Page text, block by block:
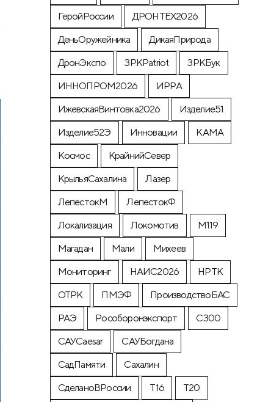
ГеройРоссии
ДРОНТЕХ2026
ДеньОружейника
ДикаяПрирода
ДронЭкспо
ЗРКPatriot
ЗРКБук
ИННОПРОМ2026
ИРРА
ИжевскаяВинтовка2026
Изделие51
Изделие52Э
Инновации
КАМА
Космос
КрайнийСевер
КрыльяСахалина
Лазер
ЛепестокМ
ЛепестокФ
Локализация
Локомотив
М119
Магадан
Мали
Михеев
Мониторинг
НАИС2026
НРТК
ОТРК
ПМЭФ
ПроизводствоБАС
РАЭ
Рособоронэкспорт
С300
САУCaesar
САУБогдана
СадПамяти
Сахалин
СделаноВРоссии
Т16
Т20